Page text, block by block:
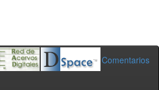
Comentarios